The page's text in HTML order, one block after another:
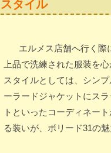
スタイル
エルメス店舗へ行く際
上品で洗練された服装を
スタイルとしては、シン
ーラードジャケットにス
トといったコーディネー
る装いが、ボリード31の